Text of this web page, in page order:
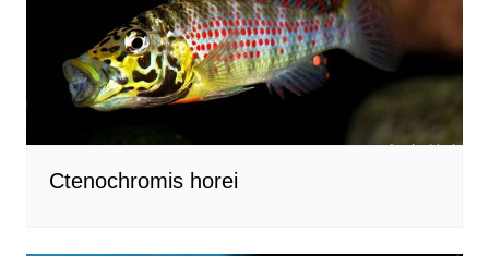
Ctenochromis horei